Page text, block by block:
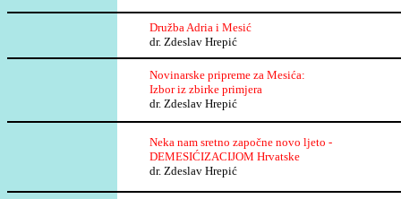
Družba Adria i Mesić
dr. Zdeslav Hrepić
Novinarske pripreme za Mesića:
Izbor iz zbirke primjera
dr. Zdeslav Hrepić
Neka nam sretno započne novo ljeto -
DEMESIĆIZACIJOM Hrvatske
dr. Zdeslav Hrepić